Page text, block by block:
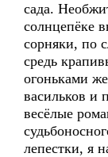
сада.
солнцепёке
сорняки, по
средь
огоньками
васильков и
весёлые
лепестки, я